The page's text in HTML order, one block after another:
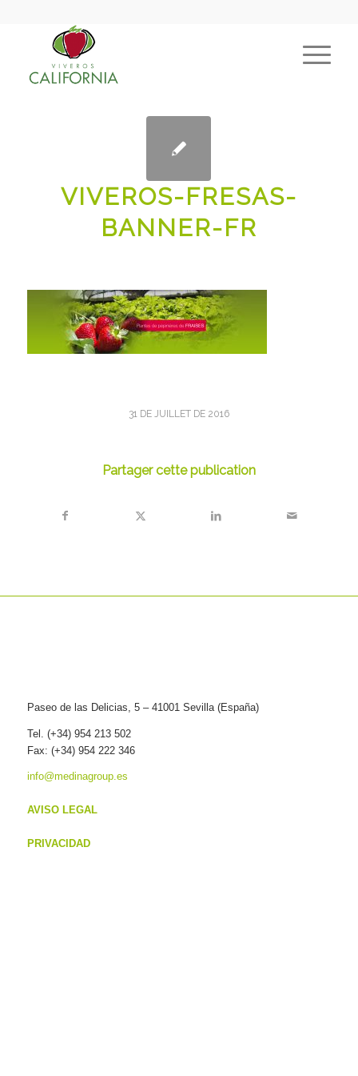
VIVEROS-FRESAS-
BANNER-FR
31 DE JUILLET DE 2016
Partager cette publication
Paseo de las Delicias, 5 – 41001 Sevilla (España)
Tel. (+34) 954 213 502
Fax: (+34) 954 222 346
info@medinagroup.es
AVISO LEGAL
PRIVACIDAD